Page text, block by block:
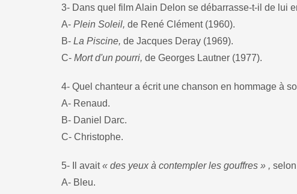
3- Dans quel film Alain Delon se débarrasse-t-il de lui
A- Plein Soleil, de René Clément (1960).
B- La Piscine, de Jacques Deray (1969).
C- Mort d'un pourri, de Georges Lautner (1977).
4- Quel chanteur a écrit une chanson en hommage à
A- Renaud.
B- Daniel Darc.
C- Christophe.
5- Il avait« des yeux à contempler les gouffres » ,
A- Bleu.